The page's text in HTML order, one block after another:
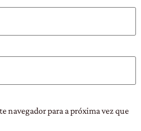
navegador para a próxima vez que